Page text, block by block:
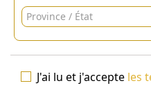
Province / État
J'ai lu et j'accepte les